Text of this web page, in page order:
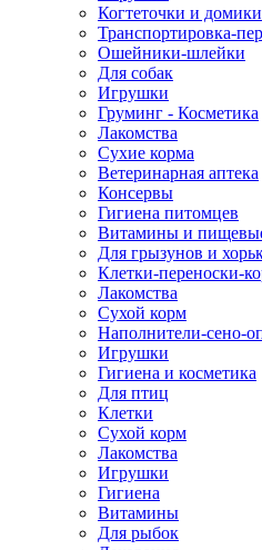
Когтеточки и домики
Транспортировка-
Ошейники-шлейки
Для собак
Игрушки
Груминг - Косметика
Лакомства
Сухие корма
Ветеринарная аптека
Консервы
Гигиена питомцев
Витамины и
Для грызунов и
Клетки-переноски-
Лакомства
Сухой корм
Наполнители-сено-
Игрушки
Гигиена и косметика
Для птиц
Клетки
Сухой корм
Лакомства
Игрушки
Гигиена
Витамины
Для рыбок